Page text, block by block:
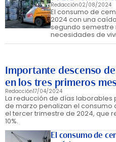
Redacción02/08/2024
El consumo de
2024 con una
segundo semestre
necesidades de
Importante descenso
en los tres primeros
Redacción17/04/2024
La reducción de días laborables
de marzo penalizan el consumo
el tercer trimestre de 2024, que
10%.
El consumo de